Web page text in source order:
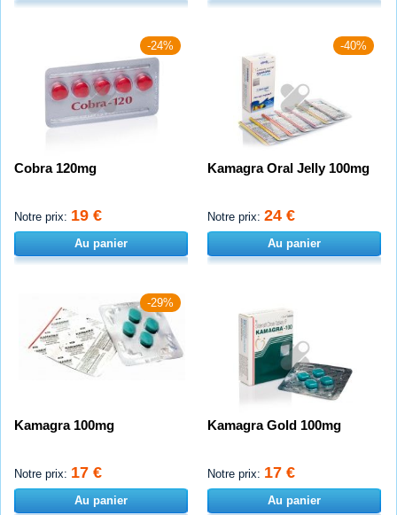
-24%
Cobra 120mg
Notre prix: 19 €
Au panier
-40%
Kamagra Oral Jelly 100mg
Notre prix: 24 €
Au panier
-29%
Kamagra 100mg
Notre prix: 17 €
Au panier
Kamagra Gold 100mg
Notre prix: 17 €
Au panier